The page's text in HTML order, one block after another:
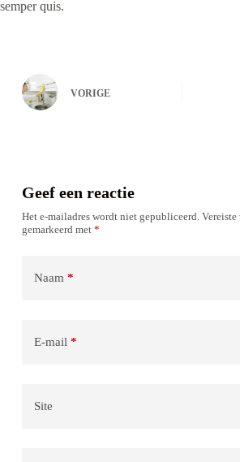
semper quis.
VORIGE
Geef een reactie
Het e-mailadres wordt niet gepubliceerd.
gemarkeerd met *
Naam *
E-mail *
Site